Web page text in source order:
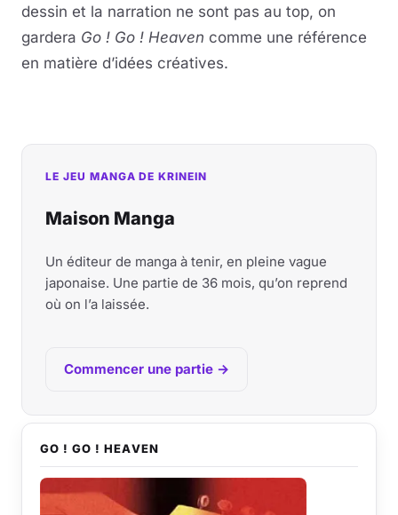
dessin et la narration ne sont pas au top, on
gardera Go ! Go ! Heaven comme une référence
en matière d’idées créatives.
LE JEU MANGA DE KRINEIN
Maison Manga
Un éditeur de manga à tenir, en pleine vague
japonaise. Une partie de 36 mois, qu’on reprend
où on l’a laissée.
Commencer une partie →
GO ! GO ! HEAVEN